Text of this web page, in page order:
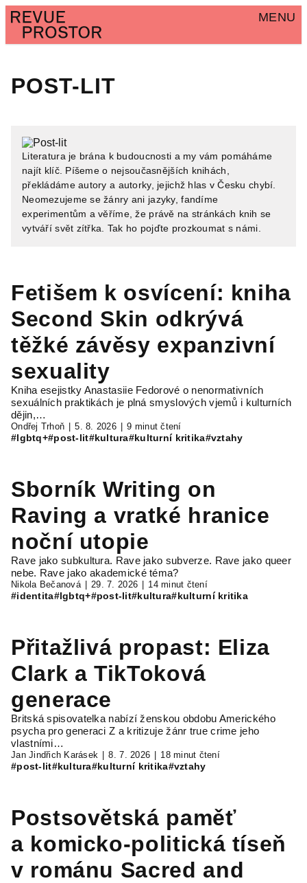
MENU
POST-LIT
Literatura je brána k budoucnosti a my vám pomáháme
najít klíč. Píšeme o nejsoučasnějších knihách,
překládáme autory a autorky, jejichž hlas v Česku chybí.
Neomezujeme se žánry ani jazyky, fandíme
experimentům a věříme, že právě na stránkách knih se
vytváří svět zítřka. Tak ho pojďte prozkoumat s námi.
Fetišem k osvícení: kniha
Second Skin odkrývá
těžké závěsy expanzivní
sexuality
Kniha esejistky Anastasiie Fedorové o nenormativních
sexuálních praktikách je plná smyslových vjemů i kulturních
dějin,…
Ondřej Trhoň 5. 8. 2026 9 minut čtení
#lgbtq+#post-lit#kultura#kulturní kritika#vztahy
Sborník Writing on
Raving a vratké hranice
noční utopie
Rave jako subkultura. Rave jako subverze. Rave jako queer
nebe. Rave jako akademické téma?
Nikola Bečanová 29. 7. 2026 14 minut čtení
#identita#lgbtq+#post-lit#kultura#kulturní kritika
Přitažlivá propast: Eliza
Clark a TikToková
generace
Britská spisovatelka nabízí ženskou obdobu Amerického
psycha pro generaci Z a kritizuje žánr true crime jeho
vlastními…
Jan Jindřich Karásek 8. 7. 2026 18 minut čtení
#post-lit#kultura#kulturní kritika#vztahy
Postsovětská paměť
a komicko-politická tíseň
v románu Sacred and